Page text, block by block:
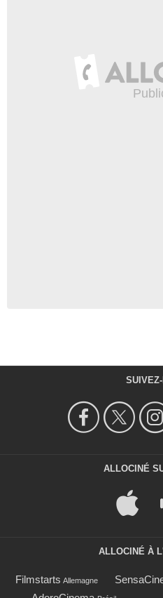
ALLOCINÉ
ALLOCINÉ À
Filmstarts Allemagne